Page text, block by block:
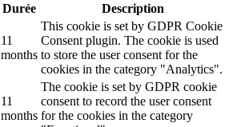
Durée Description
11
months
This cookie is set by GDPR Cookie
Consent plugin. The cookie is used
to store the user consent for the
cookies in the category "Analytics".
11
months
The cookie is set by GDPR cookie
consent to record the user consent
for the cookies in the category